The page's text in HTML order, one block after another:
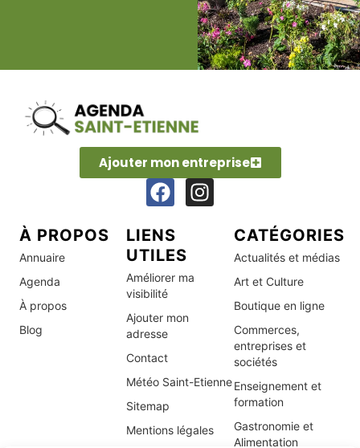
Ajouter mon entreprise
À PROPOS
Annuaire
Agenda
À propos
Blog
LIENS
UTILES
Améliorer ma
visibilité
Ajouter mon
adresse
Contact
Météo Saint-Etienne
Sitemap
Mentions légales
CATÉGORIES
Actualités et médias
Art et Culture
Boutique en ligne
Commerces,
entreprises et
sociétés
Enseignement et
formation
Gastronomie et
Alimentation